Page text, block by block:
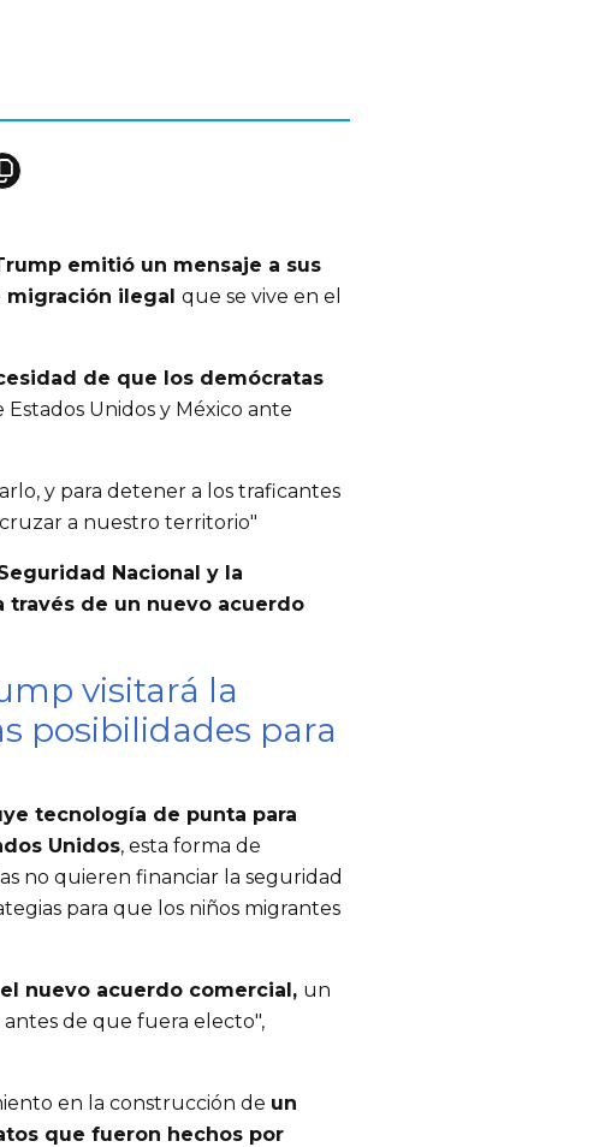
emitió un mensaje a sus
migración ilegal que se vive en el
de que los demócratas
Estados Unidos y México ante
y para detener a los traficantes
a nuestro territorio"
Nacional y la
de un nuevo acuerdo
visitará la
posibilidades para
tecnología de punta para
Unidos, esta forma de
no quieren financiar la seguridad
para que los niños migrantes
nuevo acuerdo comercial, un
de que fuera electo",
en la construcción de un
que fueron hechos por